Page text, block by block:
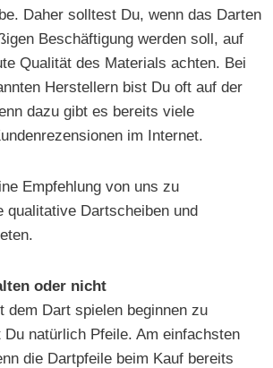
Daher solltest Du, wenn das Darten
Beschäftigung werden soll, auf
Qualität des Materials achten. Bei
Herstellern bist Du oft auf der
dazu gibt es bereits viele
im Internet.
Empfehlung von uns zu
qualitative Dartscheiben und
oder nicht
dem Dart spielen beginnen zu
Du natürlich Pfeile. Am einfachsten
die Dartpfeile beim Kauf bereits